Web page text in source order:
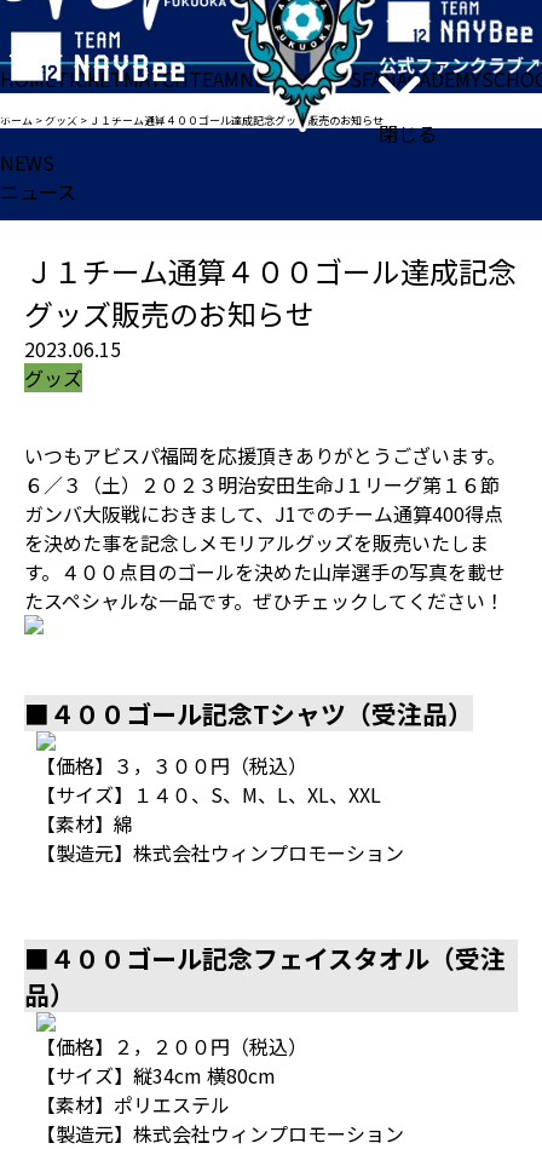
閉じる
HOMETICKETMATCHTEAMNEWSGOODSFANACADEMY
ホーム >グッズ > Ｊ１チーム通算４００ゴール達成記念グッズ販売のお知らせ
NEWS
ニュース
Ｊ１チーム通算４００ゴール達成記念
グッズ販売のお知らせ
2023.06.15
グッズ
いつもアビスパ福岡を応援頂きありがとうございます。
６／３（土）２０２３明治安田生命J１リーグ第１６節
ガンバ大阪戦におきまして、J1でのチーム通算400得点
を決めた事を記念しメモリアルグッズを販売いたしま
す。４００点目のゴールを決めた山岸選手の写真を載せ
たスペシャルな一品です。ぜひチェックしてください！
■４００ゴール記念Tシャツ（受注品）
【価格】３，３００円（税込）
【サイズ】１４０、S、M、L、XL、XXL
【素材】綿
【製造元】株式会社ウィンプロモーション
■４００ゴール記念フェイスタオル（受注
品）
【価格】２，２００円（税込）
【サイズ】縦34cm 横80cm
【素材】ポリエステル
【製造元】株式会社ウィンプロモーション